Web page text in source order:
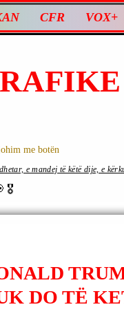
CFR VOX+
me botën
🎖
e mandej të këtë dije, e
DO TË